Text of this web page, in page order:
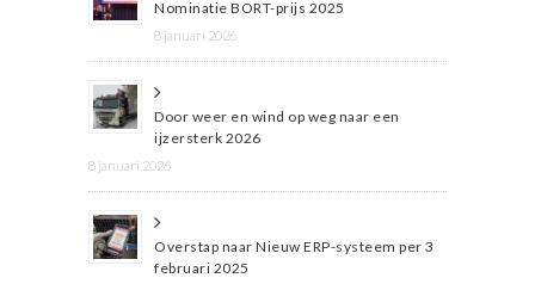
Nominatie BORT-prijs 2025
8 januari 2026
Door weer en wind op weg naar een
ijzersterk 2026
8 januari 2026
Overstap naar Nieuw ERP-systeem per 3
februari 2025